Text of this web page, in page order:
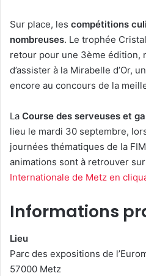
Sur place, les compétitions
nombreuses. Le trophée
retour pour une 3ème édition,
d’assister à la Mirabelle d’Or,
encore au concours de la
La Course des serveuses et
lieu le mardi 30 septembre,
journées thématiques de la
animations sont à retrouver
Internationale de Metz en
Informations
Lieu
Parc des expositions de
57000 Metz